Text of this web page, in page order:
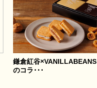
鎌倉紅谷×VANILLABEANS
のコラ･･･